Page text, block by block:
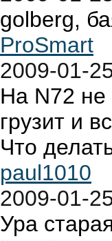
golberg,
ProSmart
2009-01-
На N72 не
грузит и
Что
paul1010
2009-01-
Ура